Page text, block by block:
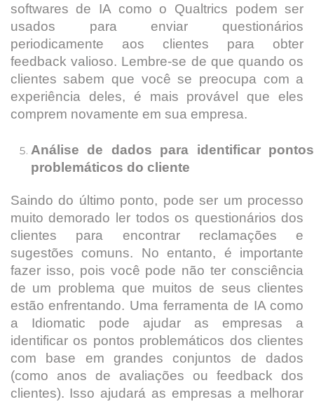
softwares de IA como o Qualtrics podem ser
usados ​​para enviar questionários
periodicamente aos clientes para obter
feedback valioso. Lembre-se de que quando os
clientes sabem que você se preocupa com a
experiência deles, é mais provável que eles
comprem novamente em sua empresa.
Análise de dados para identificar pontos
problemáticos do cliente
Saindo do último ponto, pode ser um processo
muito demorado ler todos os questionários dos
clientes para encontrar reclamações e
sugestões comuns. No entanto, é importante
fazer isso, pois você pode não ter consciência
de um problema que muitos de seus clientes
estão enfrentando. Uma ferramenta de IA como
a Idiomatic pode ajudar as empresas a
identificar os pontos problemáticos dos clientes
com base em grandes conjuntos de dados
(como anos de avaliações ou feedback dos
clientes). Isso ajudará as empresas a melhorar